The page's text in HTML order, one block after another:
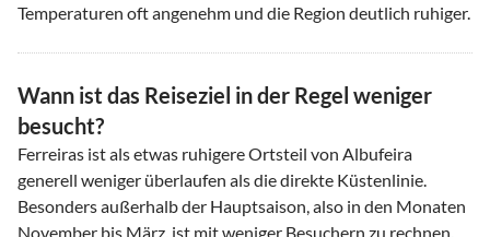
Temperaturen oft angenehm und die Region deutlich ruhiger.
Wann ist das Reiseziel in der Regel weniger
besucht?
Ferreiras ist als etwas ruhigere Ortsteil von Albufeira
generell weniger überlaufen als die direkte Küstenlinie.
Besonders außerhalb der Hauptsaison, also in den Monaten
November bis März, ist mit weniger Besuchern zu rechnen.